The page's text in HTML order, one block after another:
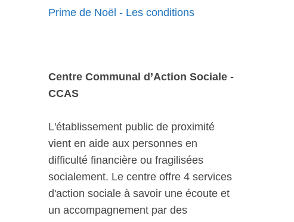
Prime de Noël - Les conditions
Centre Communal d’Action Sociale -
CCAS
L'établissement public de proximité
vient en aide aux personnes en
difficulté financière ou fragilisées
socialement. Le centre offre 4 services
d'action sociale à savoir une écoute et
un accompagnement par des